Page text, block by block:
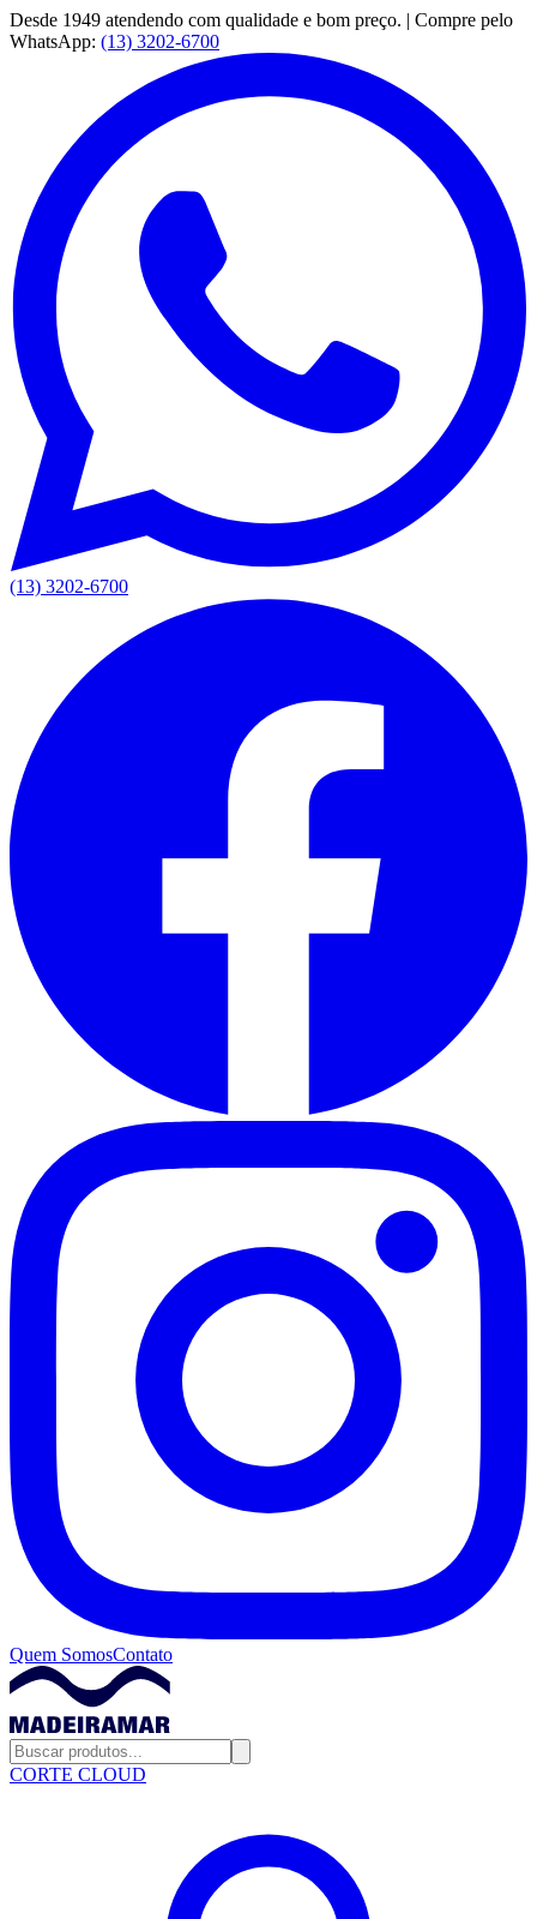
Desde 1949 atendendo com qualidade e bom preço. | Compre pelo
WhatsApp: (13) 3202-6700
(13) 3202-6700
Quem SomosContato
CORTE CLOUD